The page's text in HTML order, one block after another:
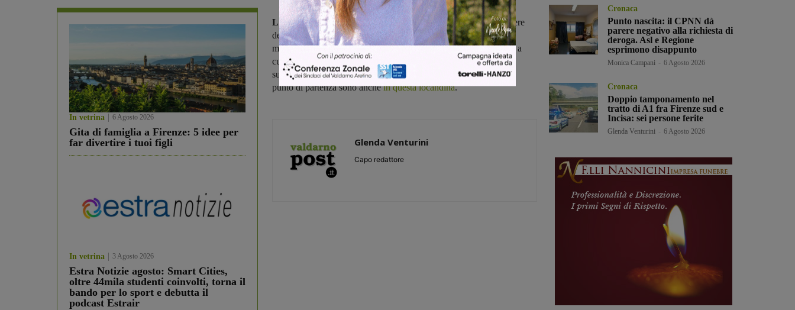
In vetrina 6 Agosto 2026
Gita di famiglia a Firenze: 5 idee per
far divertire i tuoi figli
In vetrina 3 Agosto 2026
Estra Notizie agosto: Smart Cities,
oltre 44mila studenti coinvolti, torna il
bando per lo sport e debutta il
podcast Estrair
L'arrivo in vetta, per tutti, è previsto intorno alle 4,30:il sorgere
del sole sarà accompagnato dal Saluto al Sole e da un momento
musicale. Intorno alle 7,30, infine, colazione presso l'area di sosta a
cura della Pro Loco di Cetica. Tutte le informazioni
su www.crocedelpratomagno.it, i numeri dei referenti per ciascun
punto di partenza sono anchein questa locandina.
Glenda Venturini
Capo redattore
Cronaca
Punto nascita: il CPNN dà
parere negativo alla richiesta di
deroga. Asl e Regione
esprimono disappunto
Monica Campani 6 Agosto 2026
Cronaca
Doppio tamponamento nel
tratto di A1 fra Firenze sud e
Incisa: sei persone ferite
Glenda Venturini 6 Agosto 2026